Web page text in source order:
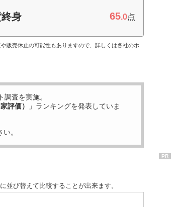
身 65.0点
販売休止の可能性もありますので、詳しくは各社のホ
調査を実施。
評価）
」ランキングを発表していま
。
並び替えて比較することが出来ます。
PR